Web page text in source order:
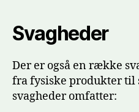
Svagheder
Der er også en række
fra fysiske produkter til
svagheder omfatter: